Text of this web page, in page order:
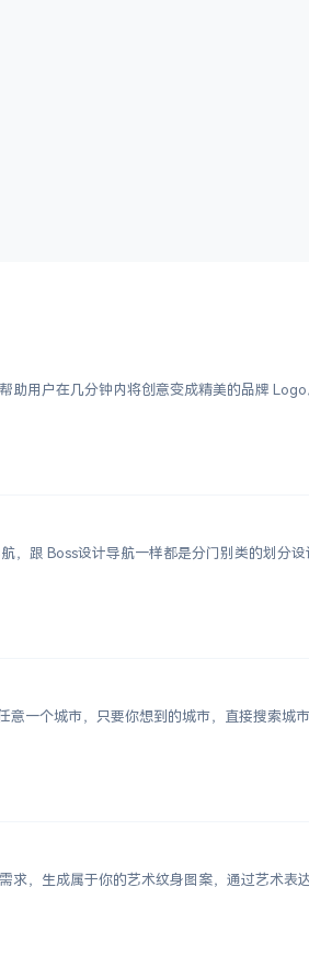
助用户在几分钟内将创意变成精美的品牌
跟 Boss设计导航一样都是分门别类的划分
一个城市，只要你想到的城市，直接搜索城
求，生成属于你的艺术纹身图案，通过艺术